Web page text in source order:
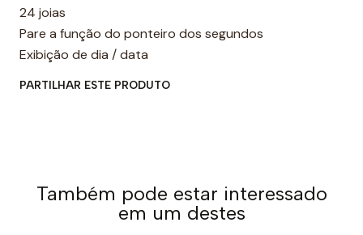
24 joias
Pare a função do ponteiro dos segundos
Exibição de dia / data
PARTILHAR ESTE PRODUTO
Também pode estar interessado
em um destes